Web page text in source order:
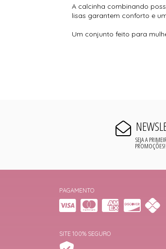
A calcinha combinando
lisas garantem conforto e
Um conjunto feito para
SEJA A
PROMOÇÕES!
PAGAMENTO
SITE 100% SEGURO